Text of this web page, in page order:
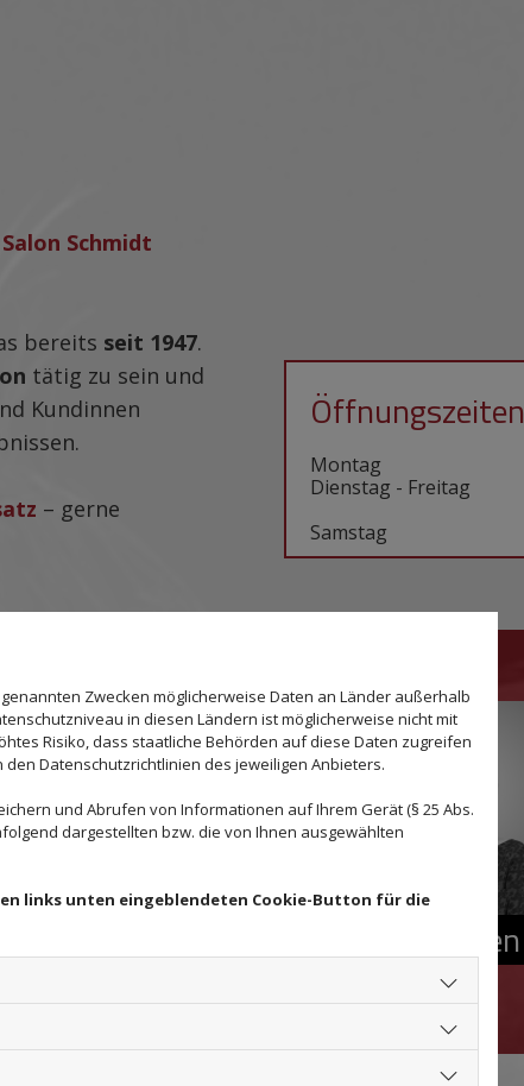
Salon Schmidt
bereits seit 1947.
tätig zu sein und
Kundinnen
– gerne
Öffnungszeiten
Montag
Dienstag - Freitag
Samstag
Perücken
Zwecken möglicherweise Daten an Länder außerhalb
in diesen Ländern ist möglicherweise nicht mit
Risiko, dass staatliche Behörden auf diese Daten zugreifen
Datenschutzrichtlinien des jeweiligen Anbieters.
und Abrufen von Informationen auf Ihrem Gerät (§ 25 Abs.
dargestellten bzw. die von Ihnen ausgewählten
links unten eingeblendeten Cookie-Button für die